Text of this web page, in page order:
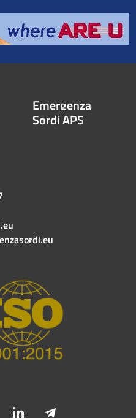
Emergenza
Sordi APS
LinkedIn